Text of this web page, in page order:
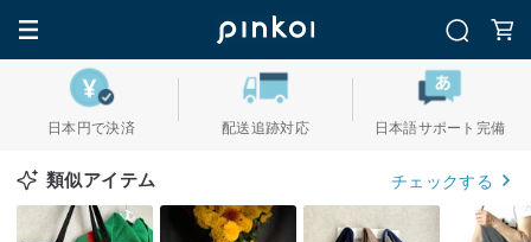
日本円で決済 配送追跡対応 日本語サポート完備
類似アイテム チェックする